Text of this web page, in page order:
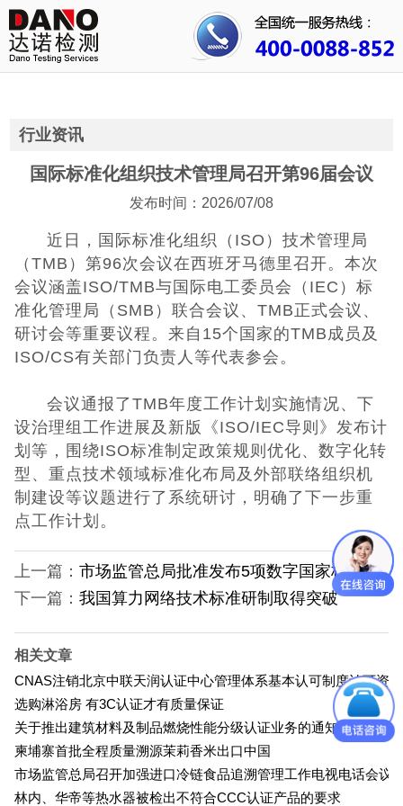
首页
关于我们
公司动态
人才招聘
证书查询
联系我们
CQC认证
中国能效标识
中国节能认证
CE认证
ROHS认证
日本PSE认证
ECE认证
行业资讯
国际标准化组织技术管理局召开第96届会议
发布时间：2026/07/08
近日，国际标准化组织（ISO）技术管理局
（TMB）第96次会议在西班牙马德里召开。本次
会议涵盖ISO/TMB与国际电工委员会（IEC）标
准化管理局（SMB）联合会议、TMB正式会议、
研讨会等重要议程。来自15个国家的TMB成员及
ISO/CS有关部门负责人等代表参会。
会议通报了TMB年度工作计划实施情况、下
设治理组工作进展及新版《ISO/IEC导则》发布计
划等，围绕ISO标准制定政策规则优化、数字化转
型、重点技术领域标准化布局及外部联络组织机
制建设等议题进行了系统研讨，明确了下一步重
点工作计划。
上一篇： 市场监管总局批准发布5项数字国家标准
下一篇： 我国算力网络技术标准研制取得突破
相关文章
CNAS注销北京中联天润认证中心管理体系基本认可制度认可资格
选购淋浴房 有3C认证才有质量保证
关于推出建筑材料及制品燃烧性能分级认证业务的通知
柬埔寨首批全程质量溯源茉莉香米出口中国
市场监管总局召开加强进口冷链食品追溯管理工作电视电话会议
林内、华帝等热水器被检出不符合CCC认证产品的要求